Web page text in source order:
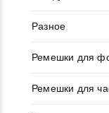
Разное
Ремешки для
Ремешки для